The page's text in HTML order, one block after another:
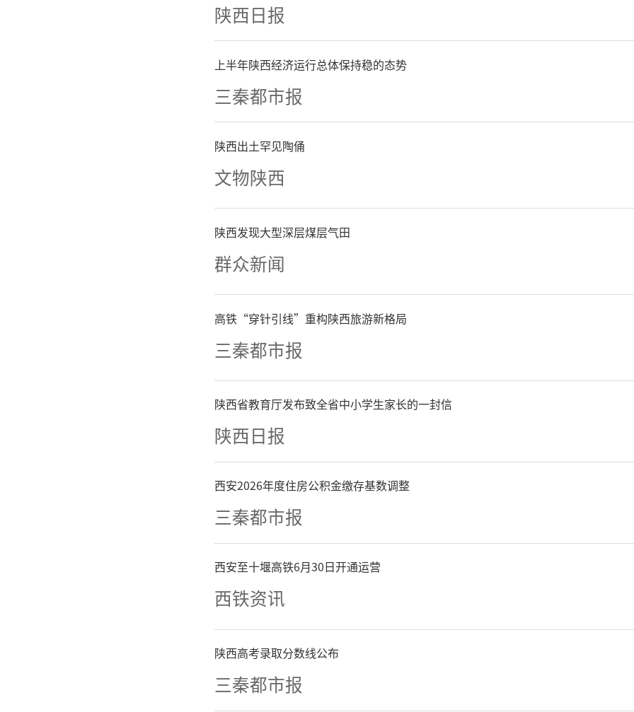
近日，秦岭凤县岭南地区迎来持续降雪
游客深度体验雪景需求，带动沿线冬
费，助力乡村振兴与区域经济活力提
日至25日，中国铁路西安局集团有限
简称“西安铁路局”）连续5天开行
安至秦岭冰雪旅游专线。
1月21日8时06分，首趟Y561次旅游
站准时出发，满载1600余名游客驶
列车飞驰，窗外雪岭冰河连绵掠过，
融、笑语盈盈。12时11分，列车平稳
站。针对连续开行期间的大客流，宝鸡
前周密部署，加强客运组织与秩序维护
续降雪，车站及时清扫站前广场、通道
雪，铺设防滑垫、设置安全提示，全
安全顺畅出行。
抵达秦岭车站后，游客随即开启丰富多
体验。行程核心目的地——东河桥村冰
陕西日报
上半年陕西经济运行总体保持稳的态势
三秦都市报
陕西出土罕见陶俑
文物陕西
陕西发现大型深层煤层气田
群众新闻
高铁“穿针引线”重构陕西旅游新格局
三秦都市报
陕西省教育厅发布致全省中小学生家长的一封信
陕西日报
西安2026年度住房公积金缴存基数调整
三秦都市报
西安至十堰高铁6月30日开通运营
西铁资讯
陕西高考录取分数线公布
三秦都市报